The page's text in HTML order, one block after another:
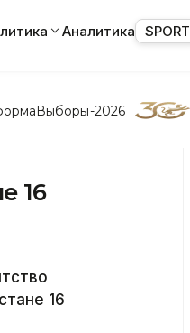
Аналитика SPORT
Выборы-2026
16
16